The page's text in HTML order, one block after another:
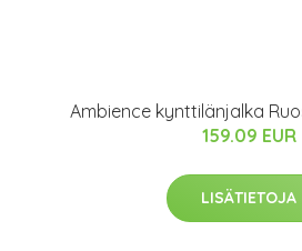
Ambience kynttilänjalka
159.09 EUR
LISÄTIETOJA